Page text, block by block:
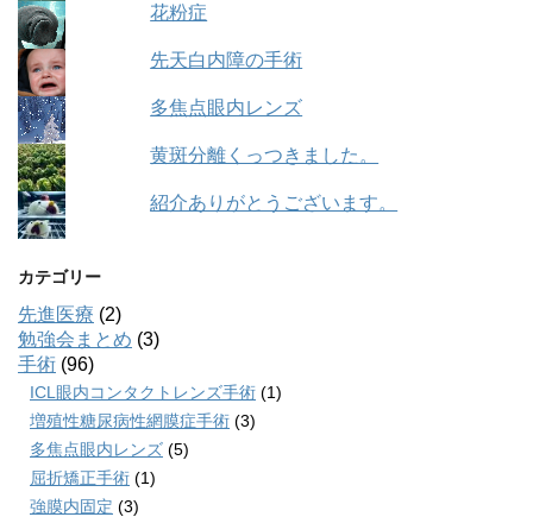
花粉症
先天白内障の手術
多焦点眼内レンズ
黄斑分離くっつきました。
紹介ありがとうございます。
カテゴリー
先進医療 (2)
勉強会まとめ (3)
手術 (96)
ICL眼内コンタクトレンズ手術 (1)
増殖性糖尿病性網膜症手術 (3)
多焦点眼内レンズ (5)
屈折矯正手術 (1)
強膜内固定 (3)